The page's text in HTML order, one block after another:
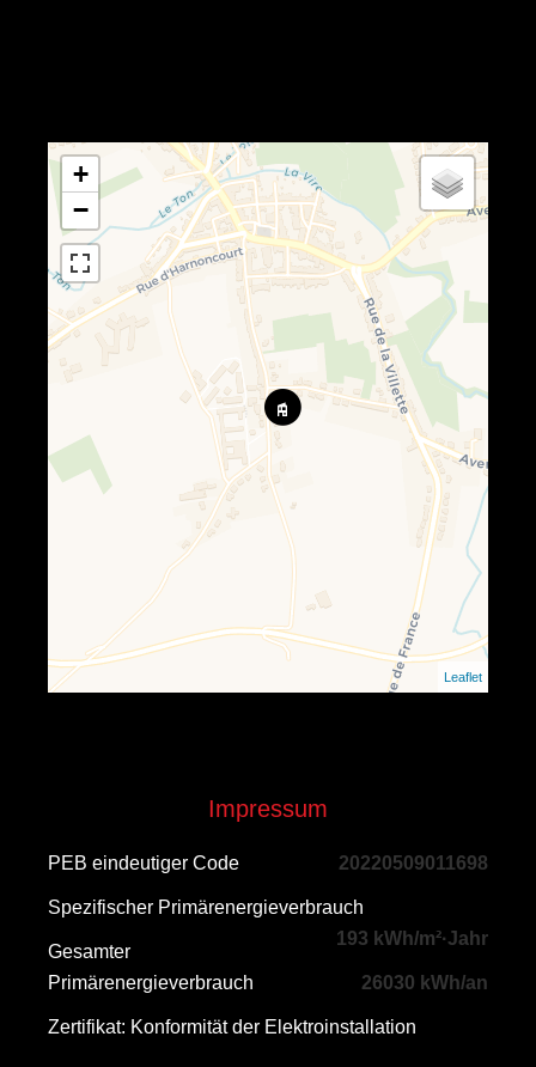
+
−
Leaflet
Impressum
PEB eindeutiger Code 20220509011698
Spezifischer Primärenergieverbrauch
193 kWh/m²·Jahr
Gesamter
Primärenergieverbrauch
26030 kWh/an
Zertifikat: Konformität der Elektroinstallation